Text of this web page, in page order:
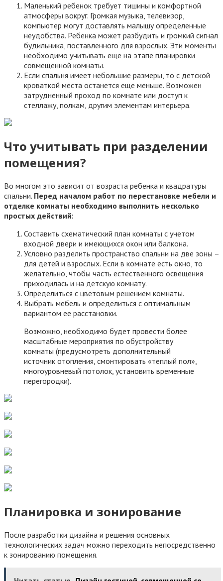
Маленький ребенок требует тишины и комфортной
атмосферы вокруг. Громкая музыка, телевизор,
компьютер могут доставлять малышу определенные
неудобства. Ребенка может разбудить и громкий сигнал
будильника, поставленного для взрослых. Эти моменты
необходимо учитывать еще на этапе планировки
совмещенной комнаты.
Если спальня имеет небольшие размеры, то с детской
кроваткой места останется еще меньше. Возможен
затрудненный проход по комнате или доступ к
стеллажу, полкам, другим элементам интерьера.
Что учитывать при разделении
помещения?
Во многом это зависит от возраста ребенка и квадратуры
спальни. Перед началом работ по перестановке мебели и
отделке комнаты необходимо выполнить несколько
простых действий:
Составить схематический план комнаты с учетом
входной двери и имеющихся окон или балкона.
Условно разделить пространство спальни на две зоны –
для детей и взрослых. Если в комнате есть окно, то
желательно, чтобы часть естественного освещения
приходилась и на детскую комнату.
Определиться с цветовым решением комнаты.
Выбрать мебель и определиться с оптимальным
вариантом ее расстановки.
Возможно, необходимо будет провести более
масштабные мероприятия по обустройству
комнаты (предусмотреть дополнительный
источник отопления, смонтировать «теплый пол»,
многоуровневый потолок, установить временные
перегородки).
Планировка и зонирование
После разработки дизайна и решения основных
технологических задач можно переходить непосредственно
к зонированию помещения.